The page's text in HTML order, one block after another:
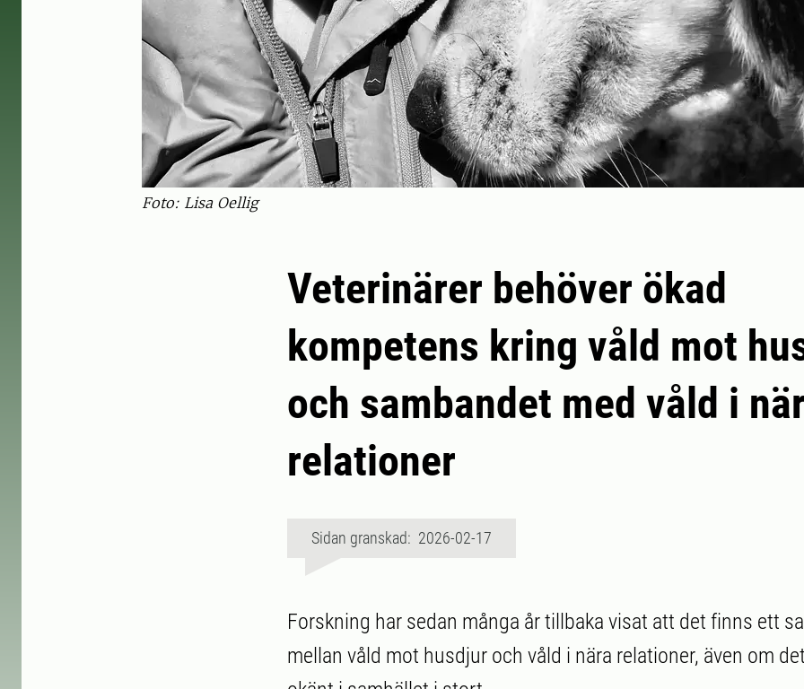
Foto: Lisa Oellig
Veterinärer behöver ökad
kompetens kring våld mot
och sambandet med våld i
relationer
Sidan granskad: 2026-02-17
Forskning har sedan många år tillbaka visat att det finns ett
mellan våld mot husdjur och våld i nära relationer, även om